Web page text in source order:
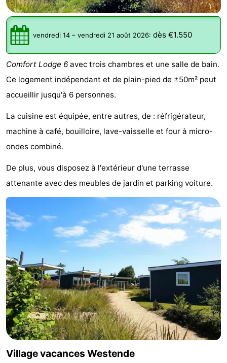
Westende
d'hôtes
Chaumières
Oostduinkerke
-
Last
minutes
Plages
Voir
et
faire
Lieux
d'intérêt
-
Musées
-
Monuments
-
Églises
-
Points
de
vue
Attractions
-
Fermes
-
vendredi 14 – vendredi 21 août 2026: dès €1.550
Comfort Lodge 6 avec trois chambres et une salle de bain.
Ce logement indépendant et de plain-pied de ±50m² peut
accueillir jusqu'à 6 personnes.
La cuisine est équipée, entre autres, de : réfrigérateur,
machine à café, bouilloire, lave-vaisselle et four à micro-
ondes combiné.
De plus, vous disposez à l'extérieur d'une terrasse
attenante avec des meubles de jardin et parking voiture.
Village vacances Westende